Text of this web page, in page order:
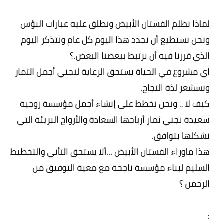
لماذا نظلم الفستان الأبيض ونطلق عليه عبارات البؤس
ونحن نستطيع أن نجدد هذا اليوم كل عام ونتذكر اليوم
الذي قررنا فيه أن نرتبط ببعضنا البعض.؟
اي مشروع في الحياة يستحق الرعاية لنجني أجمل الثمار
ونسشعر لذة النجاح.
كيف لا .. ونحن نخطط على إنشاء أجمل مؤسسة زوجية
سعيدة نجني ثمار أرباحها السعادة والأرواح البريئة التي
نشكلها بتوافق.
هذا ماوراء الفستان الأبيض ...ألا يستحق التأني والتخطيط
السليم لبناء مؤسسة ناجحة مع معية التوفيق من
الرحمن ؟
: